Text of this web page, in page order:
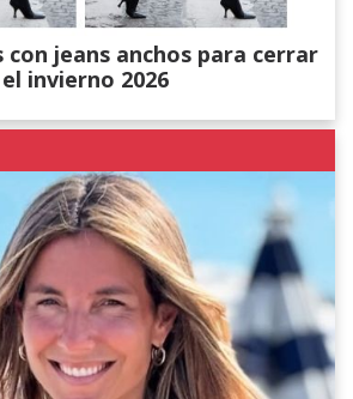
con jeans anchos para cerrar
el invierno 2026